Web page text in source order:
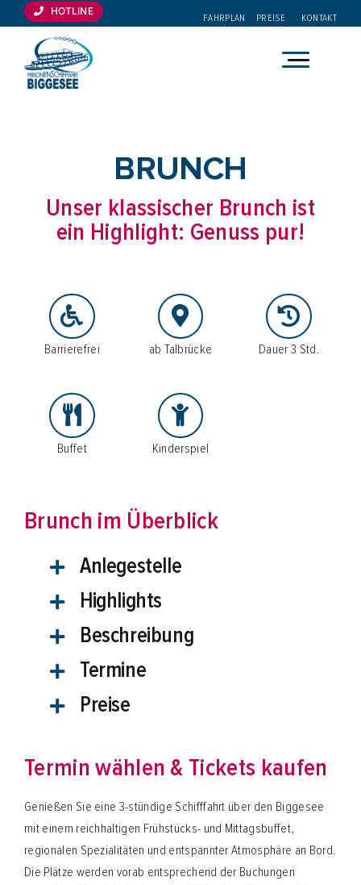
Inhalt
springen
HOTLINE
FAHRPLAN PREISE KONTAKT
BRUNCH
Unser klassischer Brunch ist
ein Highlight: Genuss pur!
Barrierefrei ab Talbrücke Dauer 3 Std.
Buffet Kinderspiel
Brunch im Überblick
Anlegestelle
Highlights
Beschreibung
Termine
Preise
Termin wählen & Tickets kaufen
Genießen Sie eine 3-stündige Schifffahrt über den Biggesee
mit einem reichhaltigen Frühstücks- und Mittagsbuffet,
regionalen Spezialitäten und entspannter Atmosphäre an Bord.
Die Plätze werden vorab entsprechend der Buchungen